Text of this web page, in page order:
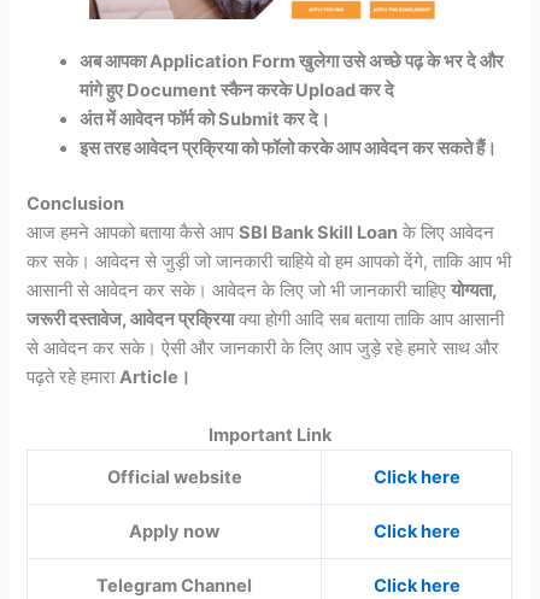
अब आपका Application Form खुलेगा उसे अच्छे पढ़ के भर दे और
मांगे हुए Document स्कैन करके Upload कर दे
अंत में आवेदन फॉर्म को Submit कर दे।
इस तरह आवेदन प्रक्रिया को फॉलो करके आप आवेदन कर सकते हैं।
Conclusion
आज हमने आपको बताया कैसे आपSBI Bank Skill Loan के लिए आवेदन
कर सके। आवेदन से जुड़ी जो जानकारी चाहिये वो हम आपको देंगे, ताकि आप भी
आसानी से आवेदन कर सके। आवेदन के लिए जो भी जानकारी चाहिएयोग्यता,
जरूरी दस्तावेज, आवेदन प्रक्रियाक्या होगी आदि सब बताया ताकि आप आसानी
से आवेदन कर सके। ऐसी और जानकारी के लिए आप जुड़े रहे हमारे साथ और
पढ़ते रहे हमाराArticle।
Important Link
Official website
Click here
Apply now Click here
Telegram Channel Click here